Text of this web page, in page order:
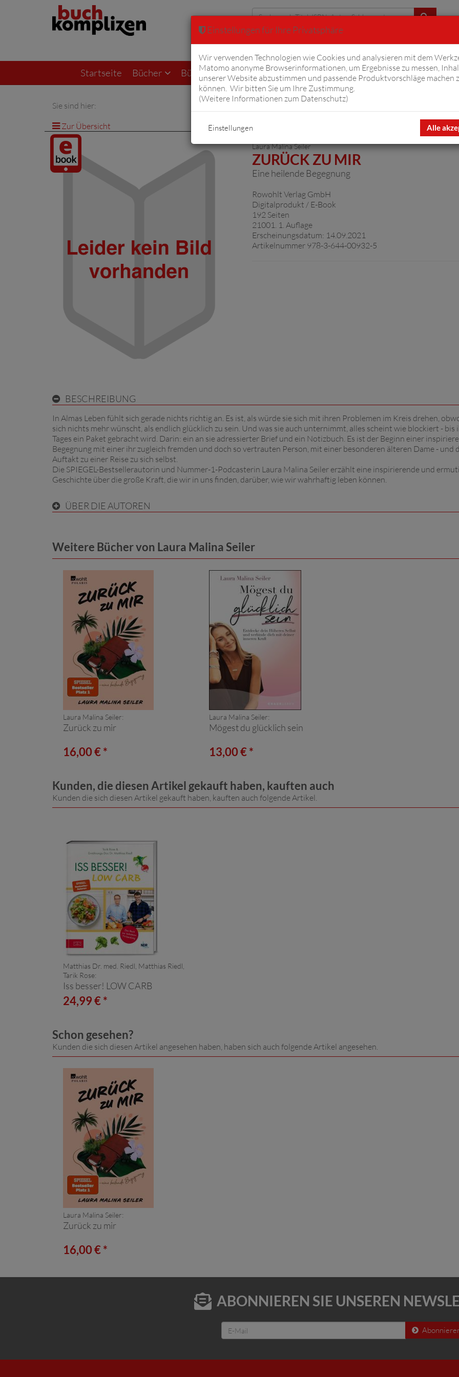
Erweiterte Suche
Startseite Bücher Bücher von Fiftyfifty Hörbücher Komplizen
Sie sind hier:
Zur Übersicht
Digitalprodukt
/ E-Book
Laura Malina Seiler
ZURÜCK ZU MIR
Eine heilende Begegnung
Rowohlt Verlag GmbH
Digitalprodukt / E-Book
192 Seiten
21001. 1. Auflage
Erscheinungsdatum: 14.09.2021
Artikelnummer 978-3-644-00932-5
BESCHREIBUNG
In Almas Leben fühlt sich gerade nichts richtig an. Es ist, als würde sie sich mit ihren Problemen im Kreis drehen,
sich nichts mehr wünscht, als endlich glücklich zu sein. Und was sie auch unternimmt, alles scheint wie blockiert - bis
Tages ein Paket gebracht wird. Darin: ein an sie adressierter Brief und ein Notizbuch. Es ist der Beginn einer
Begegnung mit einer ihr zugleich fremden und doch so vertrauten Person, mit einer besonderen älteren Dame - und
Auftakt zu einer Reise zu sich selbst.
Die SPIEGEL-Bestsellerautorin und Nummer-1-Podcasterin Laura Malina Seiler erzählt eine inspirierende und
Geschichte über die große Kraft, die wir in uns finden, darüber, wie wir wahrhaftig leben können.
ÜBER DIE AUTOREN
Weitere Bücher von Laura Malina Seiler
Laura Malina Seiler:
Zurück zu mir
16,00 € *
Laura Malina Seiler:
Mögest du glücklich sein
13,00 € *
Kunden, die diesen Artikel gekauft haben, kauften auch
Kunden die sich diesen Artikel gekauft haben, kauften auch folgende Artikel.
Matthias Dr. med. Riedl, Matthias Riedl,
Tarik Rose:
Iss besser! LOW CARB
24,99 € *
Schon gesehen?
Kunden die sich diesen Artikel angesehen haben, haben sich auch folgende Artikel angesehen.
Laura Malina Seiler:
Zurück zu mir
16,00 € *
ABONNIEREN SIE UNSEREN
Einstellungen für Ihre Privatsphäre
Wir verwenden Technologien wie Cookies und analysieren mit dem
Matomo anonyme Browserinformationen, um Ergebnisse zu messen,
unserer Website abzustimmen und passende Produktvorschläge machen
können. Wir bitten Sie um Ihre Zustimmung.
(Weitere Informationen zum Datenschutz)
Alle
Einstellungen